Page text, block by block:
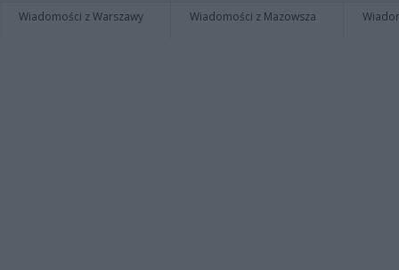
Wiadomości z Warszawy Wiadomości z Mazowsza